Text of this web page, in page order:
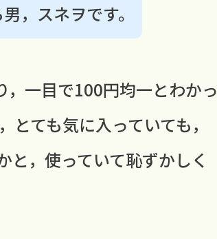
，スネヲです。
，一目で100円均一とわかっ
ても気に入っていても，
，使っていて恥ずかしく